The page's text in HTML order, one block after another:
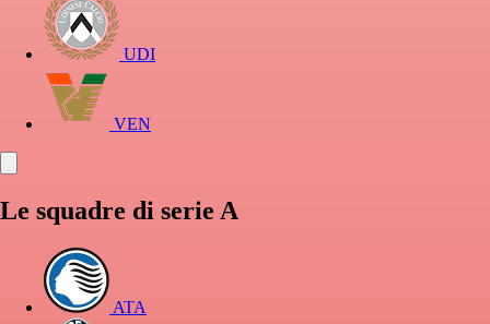
UDI
VEN
Le squadre di serie A
ATA